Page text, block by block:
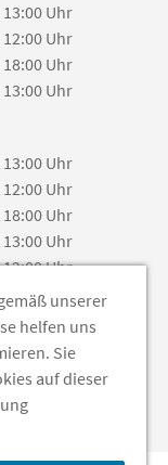
Uhr
Uhr
Uhr
Uhr
Uhr
Uhr
Uhr
Uhr
Uhr
Uhr
Uhr
unserer
helfen uns
Sie
auf dieser